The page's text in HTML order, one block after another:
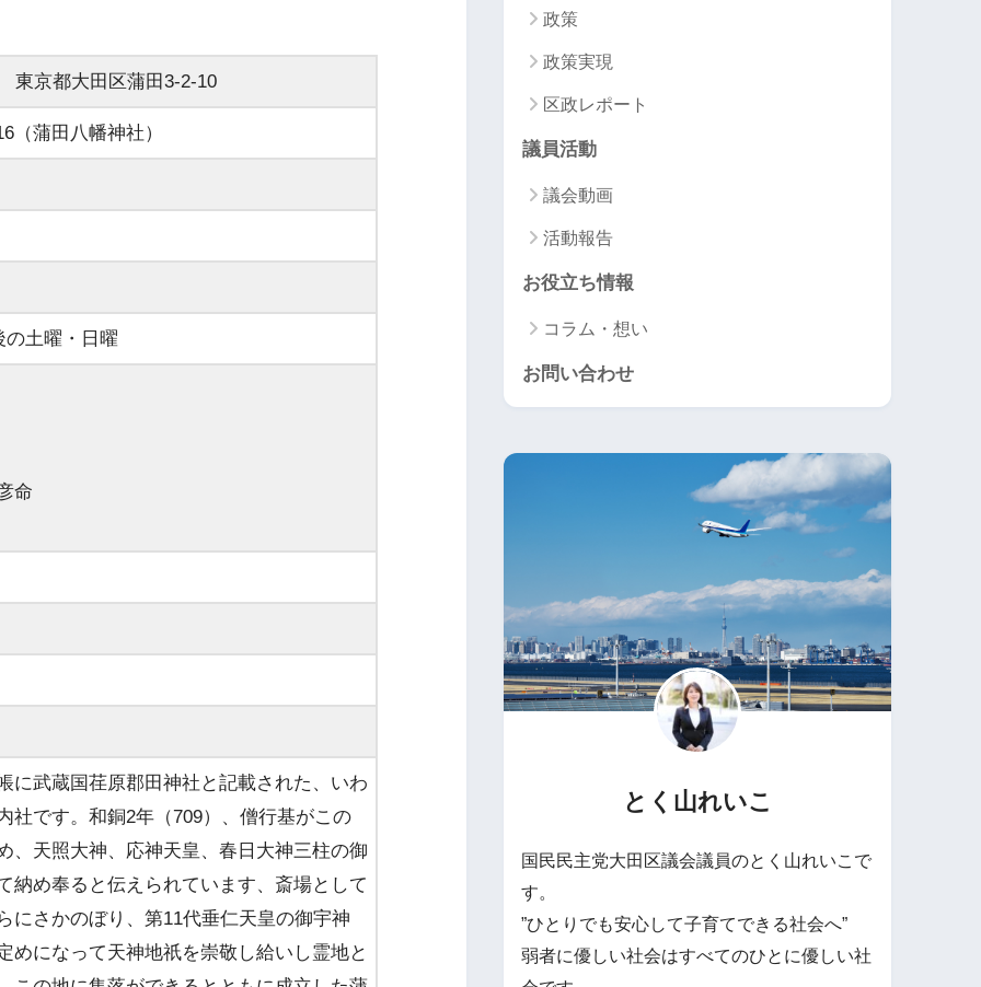
東京都大田区蒲田3-2-10
（蒲田八幡神社）
の土曜・日曜
命
に武蔵国荏原郡田神社と記載された、いわ
社です。和銅2年（709）、僧行基がこの
、天照大神、応神天皇、春日大神三柱の御
納め奉ると伝えられています、斎場として
にさかのぼり、第11代垂仁天皇の御宇神
めになって天神地祇を崇敬し給いし霊地と
政策
政策実現
区政レポート
議員活動
議会動画
活動報告
お役立ち情報
コラム・想い
お問い合わせ
とく山れいこ
国民民主党大田区議会議員のとく山れいこで
す。
”ひとりでも安心して子育てできる社会へ”
弱者に優しい社会はすべてのひとに優しい社